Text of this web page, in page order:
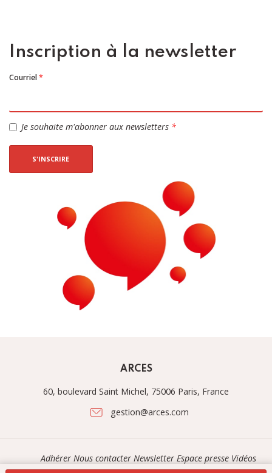
Inscription à la newsletter
Courriel*
Je souhaite m'abonner aux newsletters *
S'INSCRIRE
ARCES
60, boulevard Saint Michel, 75006 Paris, France
gestion@arces.com
Adhérer Nous contacter Newsletter Espace presse Vidéos